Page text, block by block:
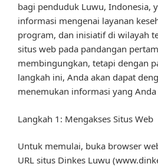
bagi penduduk Luwu, Indonesia,
informasi mengenai layanan
program, dan inisiatif di wilayah
situs web pada pandangan
membingungkan, tetapi dengan
langkah ini, Anda akan dapat
menemukan informasi yang
Langkah 1: Mengakses Situs Web
Untuk memulai, buka browser
URL situs Dinkes Luwu